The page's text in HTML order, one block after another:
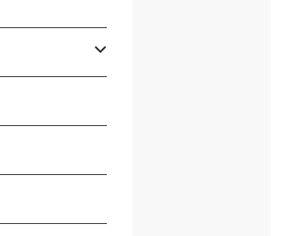
HC
POST